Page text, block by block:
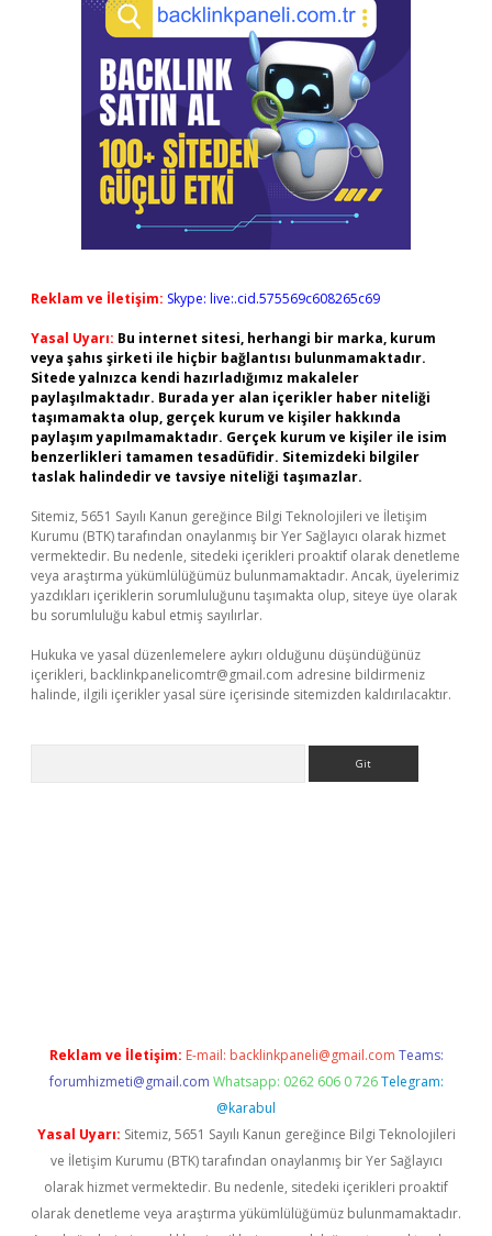
Reklam ve İletişim: Skype: live:.cid.575569c608265c69
Yasal Uyarı: Bu internet sitesi, herhangi bir marka, kurum
veya şahıs şirketi ile hiçbir bağlantısı bulunmamaktadır.
Sitede yalnızca kendi hazırladığımız makaleler
paylaşılmaktadır. Burada yer alan içerikler haber niteliği
taşımamakta olup, gerçek kurum ve kişiler hakkında
paylaşım yapılmamaktadır. Gerçek kurum ve kişiler ile isim
benzerlikleri tamamen tesadüfidir. Sitemizdeki bilgiler
taslak halindedir ve tavsiye niteliği taşımazlar.
Sitemiz, 5651 Sayılı Kanun gereğince Bilgi Teknolojileri ve İletişim
Kurumu (BTK) tarafından onaylanmış bir Yer Sağlayıcı olarak hizmet
vermektedir. Bu nedenle, sitedeki içerikleri proaktif olarak denetleme
veya araştırma yükümlülüğümüz bulunmamaktadır. Ancak, üyelerimiz
yazdıkları içeriklerin sorumluluğunu taşımakta olup, siteye üye olarak
bu sorumluluğu kabul etmiş sayılırlar.
Hukuka ve yasal düzenlemelere aykırı olduğunu düşündüğünüz
içerikleri, backlinkpanelicomtr@gmail.com adresine bildirmeniz
halinde, ilgili içerikler yasal süre içerisinde sitemizden kaldırılacaktır.
Reklam ve İletişim: E-mail: backlinkpaneli@gmail.com Teams:
forumhizmeti@gmail.com Whatsapp: 0262 606 0 726 Telegram:
@karabul
Yasal Uyarı: Sitemiz, 5651 Sayılı Kanun gereğince Bilgi Teknolojileri
ve İletişim Kurumu (BTK) tarafından onaylanmış bir Yer Sağlayıcı
olarak hizmet vermektedir. Bu nedenle, sitedeki içerikleri proaktif
olarak denetleme veya araştırma yükümlülüğümüz bulunmamaktadır.